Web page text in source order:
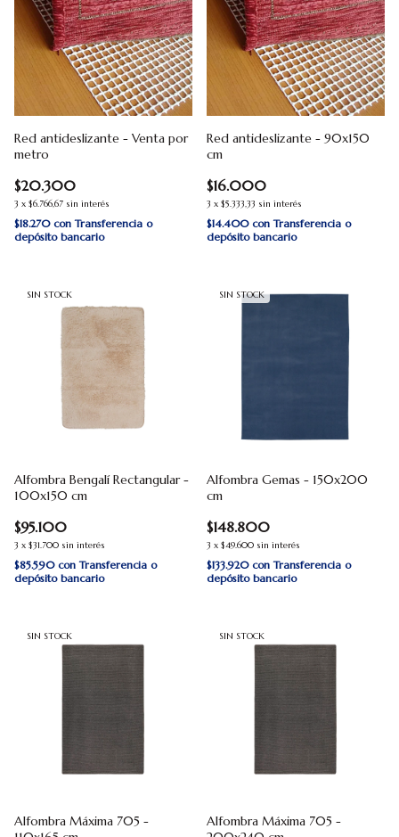
Red antideslizante - Venta por
metro
$20.300
3 x $6.766,67 sin interés
$18.270 con Transferencia o
depósito bancario
Red antideslizante - 90x150
cm
$16.000
3 x $5.333,33 sin interés
$14.400 con Transferencia o
depósito bancario
SIN STOCK
Alfombra Bengalí Rectangular -
100x150 cm
$95.100
3 x $31.700 sin interés
$85.590 con Transferencia o
depósito bancario
SIN STOCK
Alfombra Gemas - 150x200
cm
$148.800
3 x $49.600 sin interés
$133.920 con Transferencia o
depósito bancario
SIN STOCK
Alfombra Máxima 705 -
SIN STOCK
Alfombra Máxima 705 -